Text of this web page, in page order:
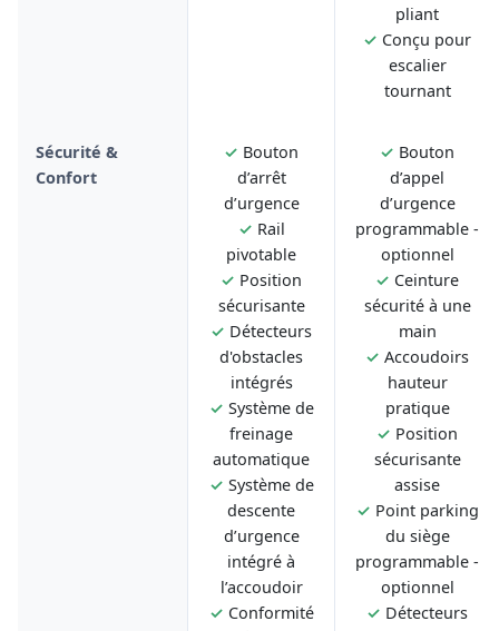
pliant
✓ Conçu pour
escalier
tournant
Sécurité &
Confort
✓ Bouton
d’arrêt
d’urgence
✓ Rail
pivotable
✓ Position
sécurisante
✓ Détecteurs
d'obstacles
intégrés
✓ Système de
freinage
automatique
✓ Système de
descente
d’urgence
intégré à
l’accoudoir
✓ Conformité
✓ Bouton
d’appel
d’urgence
programmable -
optionnel
✓ Ceinture
sécurité à une
main
✓ Accoudoirs
hauteur
pratique
✓ Position
sécurisante
assise
✓ Point parking
du siège
programmable -
optionnel
✓ Détecteurs